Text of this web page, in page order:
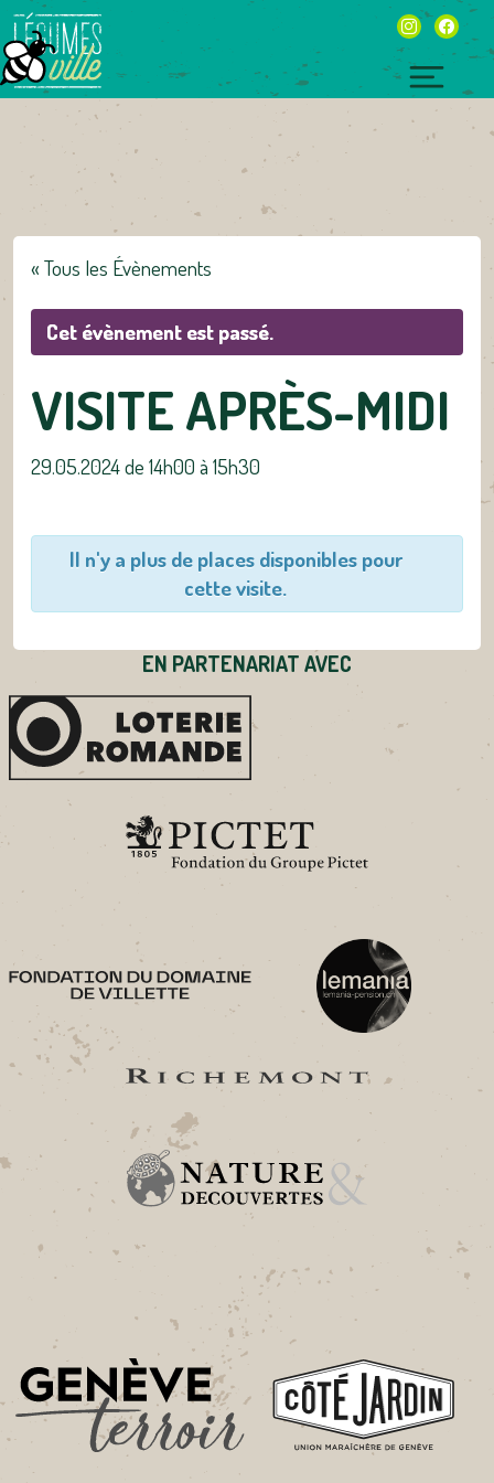
Skip
to
content
instagram
« Tous les Évènements
Cet évènement est passé.
VISITE APRÈS-MIDI
29.05.2024 de 14h00 à 15h30
Il n'y a plus de places disponibles pour
cette visite.
EN PARTENARIAT AVEC